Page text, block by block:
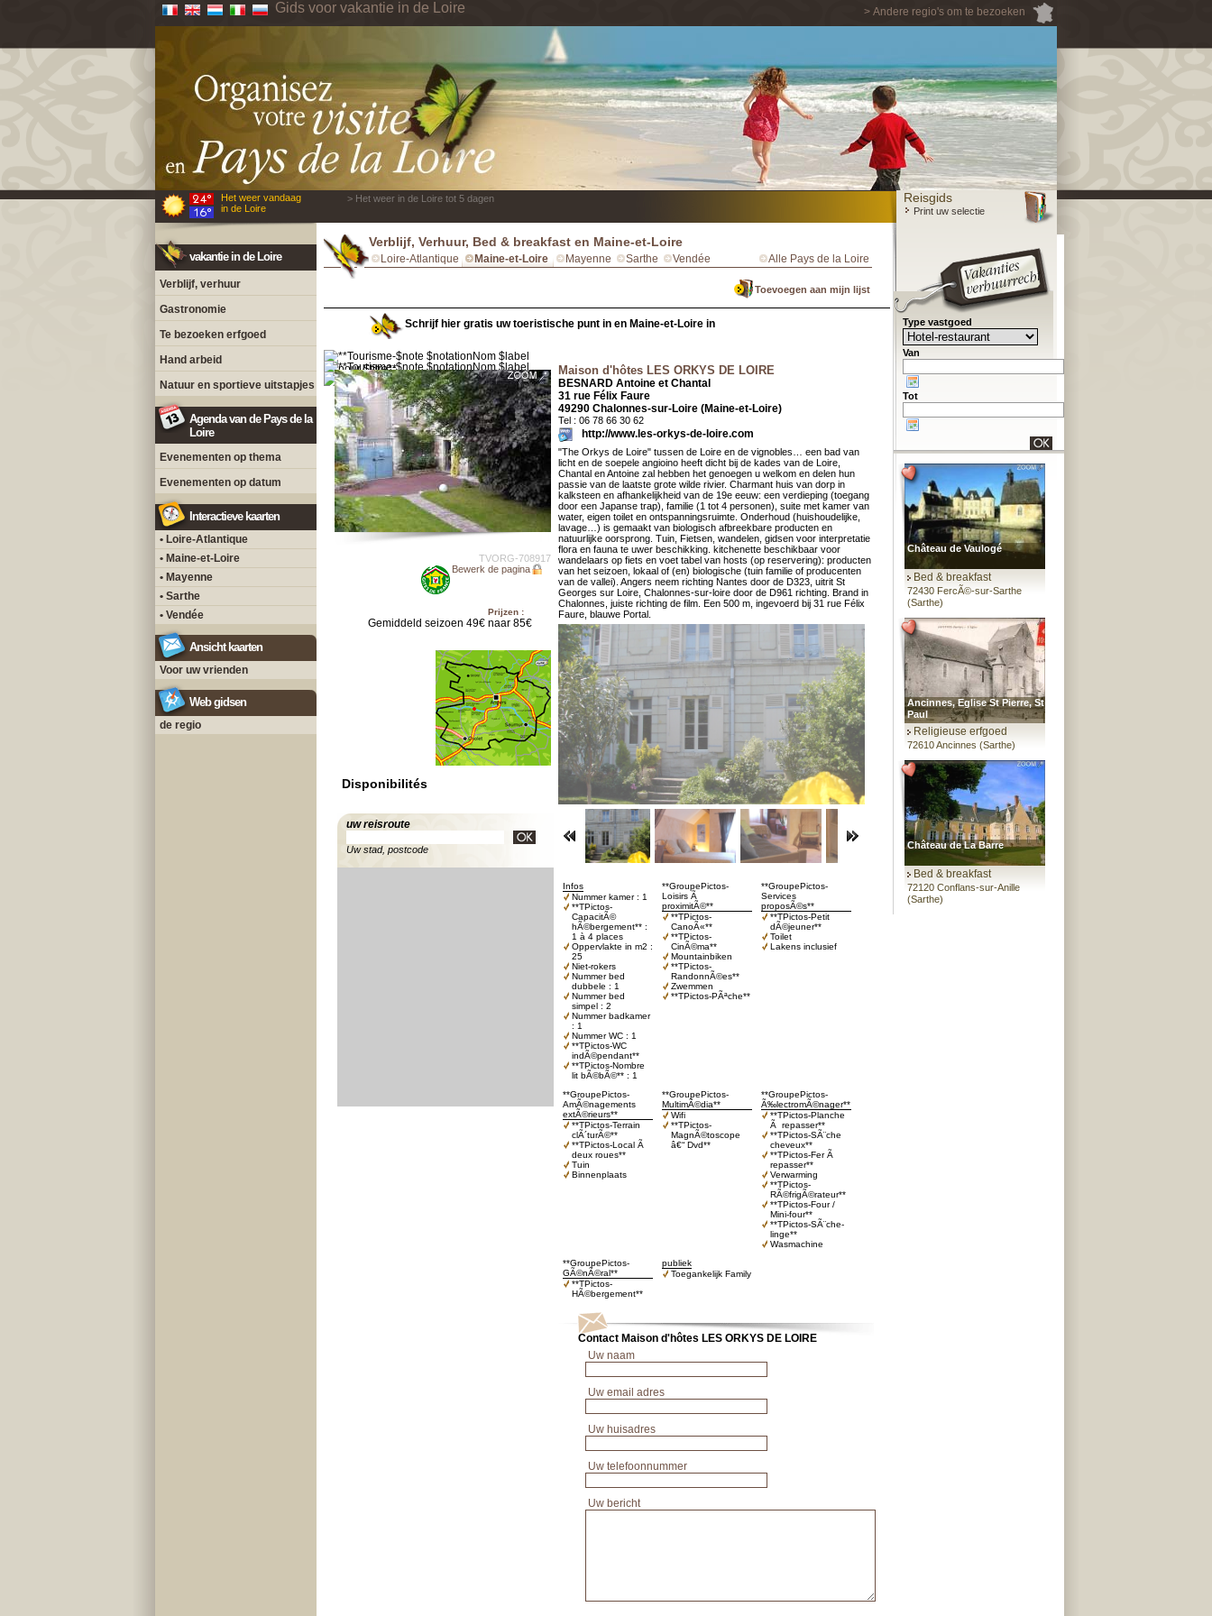
> Andere regio's om te bezoeken
Gids voor vakantie in de Loire
Het weer vandaag
in de Loire
> Het weer in de Loire tot 5 dagen Reisgids
Print uw selectie
vakantie in de Loire
Verblijf, verhuur
Gastronomie
Te bezoeken erfgoed
Hand arbeid
Natuur en sportieve uitstapjes
Agenda van de Pays de la
Loire
Evenementen op thema
Evenementen op datum
Interactieve kaarten
• Loire-Atlantique
• Maine-et-Loire
• Mayenne
• Sarthe
• Vendée
Ansicht kaarten
Voor uw vrienden
Web gidsen
de regio
Verblijf, Verhuur, Bed & breakfast en Maine-et-Loire
Loire-Atlantique Maine-et-Loire Mayenne Sarthe Vendée Alle Pays de la Loire
Toevoegen aan mijn lijst
Schrijf hier gratis uw toeristische punt in en Maine-et-Loire in
TVORG-708917
Bewerk de pagina
Prijzen :
Gemiddeld seizoen 49€ naar 85€
Disponibilités
uw reisroute
Uw stad, postcode
Maison d'hôtes LES ORKYS DE LOIRE
BESNARD Antoine et Chantal
31 rue Félix Faure
49290 Chalonnes-sur-Loire (Maine-et-Loire)
Tel : 06 78 66 30 62
http://www.les-orkys-de-loire.com
"The Orkys de Loire" tussen de Loire en de vignobles… een bad van
licht en de soepele angioino heeft dicht bij de kades van de Loire,
Chantal en Antoine zal hebben het genoegen u welkom en delen hun
passie van de laatste grote wilde rivier. Charmant huis van dorp in
kalksteen en afhankelijkheid van de 19e eeuw: een verdieping (toegang
door een Japanse trap), familie (1 tot 4 personen), suite met kamer van
water, eigen toilet en ontspanningsruimte. Onderhoud (huishoudelijke,
lavage…) is gemaakt van biologisch afbreekbare producten en
natuurlijke oorsprong. Tuin, Fietsen, wandelen, gidsen voor interpretatie
flora en fauna te uwer beschikking. kitchenette beschikbaar voor
wandelaars op fiets en voet tabel van hosts (op reservering): producten
van het seizoen, lokaal of (en) biologische (tuin familie of producenten
van de vallei). Angers neem richting Nantes door de D323, uitrit St
Georges sur Loire, Chalonnes-sur-loire door de D961 richting. Brand in
Chalonnes, juiste richting de film. Een 500 m, ingevoerd bij 31 rue Félix
Faure, blauwe Portal.
Infos
Nummer kamer : 1
**TPictos-
CapacitÃ©
hÃ©bergement** :
1 à 4 places
Oppervlakte in m2 :
25
Niet-rokers
Nummer bed
dubbele : 1
Nummer bed
simpel : 2
Nummer badkamer
: 1
Nummer WC : 1
**TPictos-WC
indÃ©pendant**
**TPictos-Nombre
lit bÃ©bÃ©** : 1
**GroupePictos-
Loisirs Ã
proximitÃ©**
**TPictos-
CanoÃ«**
**TPictos-
CinÃ©ma**
Mountainbiken
**TPictos-
RandonnÃ©es**
Zwemmen
**TPictos-PÃªche**
**GroupePictos-
Services
proposÃ©s**
**TPictos-Petit
dÃ©jeuner**
Toilet
Lakens inclusief
**GroupePictos-
AmÃ©nagements
extÃ©rieurs**
**TPictos-Terrain
clÃ´turÃ©**
**TPictos-Local Ã
deux roues**
Tuin
Binnenplaats
**GroupePictos-
MultimÃ©dia**
Wifi
**TPictos-
MagnÃ©toscope
â€“ Dvd**
**GroupePictos-
Ã‰lectromÃ©nager**
**TPictos-Planche
Ã repasser**
**TPictos-SÃ¨che
cheveux**
**TPictos-Fer Ã
repasser**
Verwarming
**TPictos-
RÃ©frigÃ©rateur**
**TPictos-Four /
Mini-four**
**TPictos-SÃ¨che-
linge**
Wasmachine
**GroupePictos-
GÃ©nÃ©ral**
**TPictos-
HÃ©bergement**
publiek
Toegankelijk Family
Contact Maison d'hôtes LES ORKYS DE LOIRE
Uw naam
Uw email adres
Uw huisadres
Uw telefoonnummer
Uw bericht
Type vastgoed
Van
Tot
Château de Vaulogé
Bed & breakfast
72430 FercÃ©-sur-Sarthe
(Sarthe)
Ancinnes, Eglise St Pierre, St
Paul
Religieuse erfgoed
72610 Ancinnes (Sarthe)
Château de La Barre
Bed & breakfast
72120 Conflans-sur-Anille
(Sarthe)